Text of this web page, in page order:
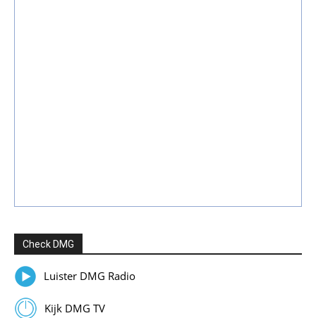
Check DMG
Luister DMG Radio
Kijk DMG TV